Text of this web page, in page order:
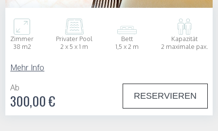
Zimmer
38 m2
Privater Pool
2 x 5 x 1 m
Bett
1,5 x 2 m
Kapazität
2 maximale pax.
Mehr Info
Ab
300,00 € RESERVIEREN